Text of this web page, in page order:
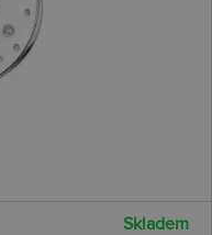
Skladem